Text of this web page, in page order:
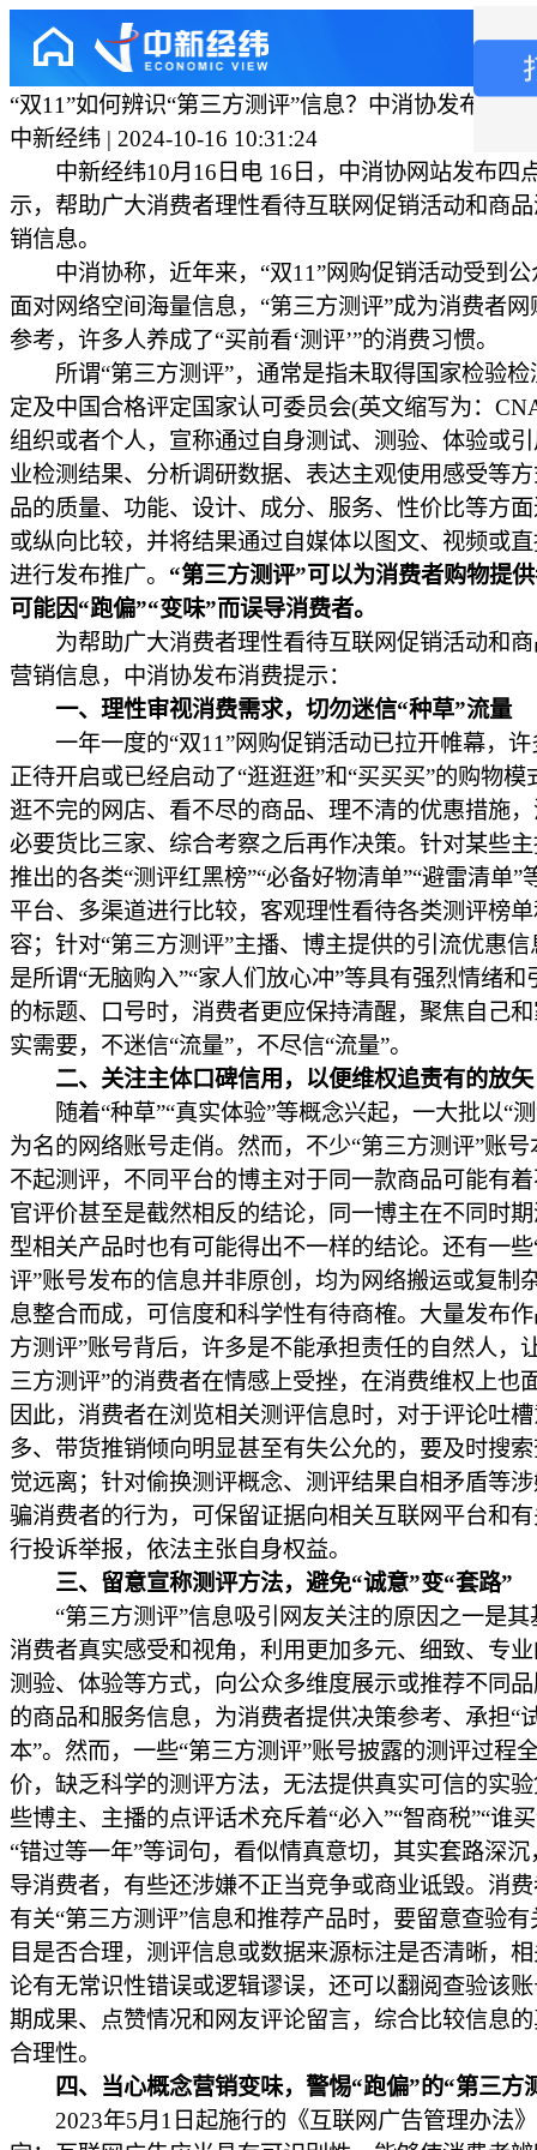
“双11”如何辨识“第三方测评”信息？中消协发布四点
中新经纬 | 2024-10-16 10:31:24
中新经纬10月16日电 16日，中消协网站发布四
示，帮助广大消费者理性看待互联网促销活动和商
销信息。
中消协称，近年来，“双11”网购促销活动受到公
面对网络空间海量信息，“第三方测评”成为消费者
参考，许多人养成了“买前看‘测评’”的消费习惯。
所谓“第三方测评”，通常是指未取得国家检验检
定及中国合格评定国家认可委员会(英文缩写为：
组织或者个人，宣称通过自身测试、测验、体验或
业检测结果、分析调研数据、表达主观使用感受等
品的质量、功能、设计、成分、服务、性价比等方
或纵向比较，并将结果通过自媒体以图文、视频或
进行发布推广。 “第三方测评”可以为消费者购物提
可能因“跑偏”“变味”而误导消费者。
为帮助广大消费者理性看待互联网促销活动和商
营销信息，中消协发布消费提示：
一、理性审视消费需求，切勿迷信“种草”流量
一年一度的“双11”网购促销活动已拉开帷幕，许
正待开启或已经启动了“逛逛逛”和“买买买”的购物模
逛不完的网店、看不尽的商品、理不清的优惠措施
必要货比三家、综合考察之后再作决策。针对某些
推出的各类“测评红黑榜”“必备好物清单”“避雷清单”
平台、多渠道进行比较，客观理性看待各类测评榜
容；针对“第三方测评”主播、博主提供的引流优惠信
是所谓“无脑购入”“家人们放心冲”等具有强烈情绪和
的标题、口号时，消费者更应保持清醒，聚焦自己
实需要，不迷信“流量”，不尽信“流量”。
二、关注主体口碑信用，以便维权追责有的放矢
随着“种草”“真实体验”等概念兴起，一大批以“测
为名的网络账号走俏。然而，不少“第三方测评”账号
不起测评，不同平台的博主对于同一款商品可能有
官评价甚至是截然相反的结论，同一博主在不同时
型相关产品时也有可能得出不一样的结论。还有一
评”账号发布的信息并非原创，均为网络搬运或复制
息整合而成，可信度和科学性有待商榷。大量发布
方测评”账号背后，许多是不能承担责任的自然人，
三方测评”的消费者在情感上受挫，在消费维权上也
因此，消费者在浏览相关测评信息时，对于评论吐
多、带货推销倾向明显甚至有失公允的，要及时搜
觉远离；针对偷换测评概念、测评结果自相矛盾等
骗消费者的行为，可保留证据向相关互联网平台和
行投诉举报，依法主张自身权益。
三、留意宣称测评方法，避免“诚意”变“套路”
“第三方测评”信息吸引网友关注的原因之一是其
消费者真实感受和视角，利用更加多元、细致、专
测验、体验等方式，向公众多维度展示或推荐不同
的商品和服务信息，为消费者提供决策参考、承担“
本”。然而，一些“第三方测评”账号披露的测评过程
价，缺乏科学的测评方法，无法提供真实可信的实
些博主、主播的点评话术充斥着“必入”“智商税”“谁
“错过等一年”等词句，看似情真意切，其实套路深沉
导消费者，有些还涉嫌不正当竞争或商业诋毁。消
有关“第三方测评”信息和推荐产品时，要留意查验有
目是否合理，测评信息或数据来源标注是否清晰，
论有无常识性错误或逻辑谬误，还可以翻阅查验该
期成果、点赞情况和网友评论留言，综合比较信息
合理性。
四、当心概念营销变味，警惕“跑偏”的“第三方
2023年5月1日起施行的《互联网广告管理办法